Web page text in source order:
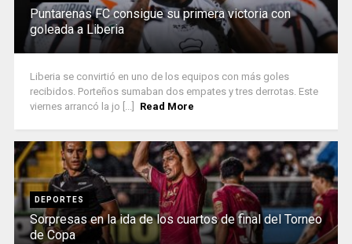
Puntarenas FC consigue su primera victoria con
goleada a Liberia
Liberia se convirtió en uno de los equipos con más goles
recibidos. Porteños sumaban dos empates y tres derrotas. Este
viernes arrancó la jo [...]
Read More
DEPORTES
Sorpresas en la ida de los cuartos de final del Torneo
de Copa